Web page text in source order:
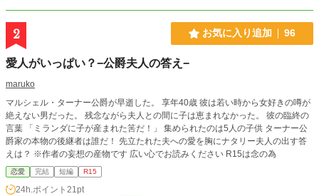
2 お気に入り追加 96
愛人がいっぱい？−公爵夫人の答え−
maruko
マルシェル・ターナー公爵が早逝した。 享年40歳 彼は若い時から女好きの噂が
絶えない男だった。 残念ながら夫人との間に子は恵まれなかった。 彼の臨終の
言葉 「ミランダに子が産まれた筈だ！」 集められたのは5人の子供 ターナー公
爵家の本物の後継者は誰だ！ 先立たれた夫への愛を胸にナタリー夫人の出す答
えは？ ※作者の妄想の産物です 広い心でお読みください R15は念の為
恋愛 完結 短編 R15
24h.ポイント 21pt